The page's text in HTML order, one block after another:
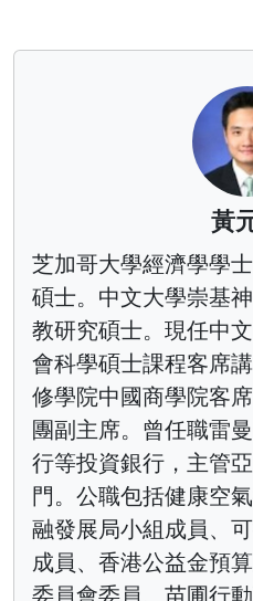
黃
芝加哥大學經濟學學
碩士。中文大學崇基
教研究碩士。現任中
會科學碩士課程客席
修學院中國商學院客
團副主席。曾任職雷
行等投資銀行，主管
門。公職包括健康空
融發展局小組成員、
成員、香港公益金預
委員會委員、苗圃行